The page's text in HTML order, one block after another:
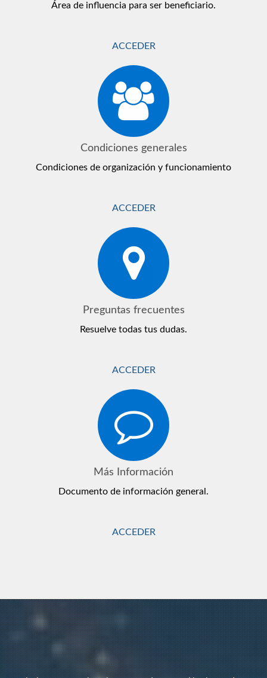
Área de influencia para ser beneficiario.
ACCEDER
Condiciones generales
Condiciones de organización y funcionamiento
ACCEDER
Preguntas frecuentes
Resuelve todas tus dudas.
ACCEDER
Más Información
Documento de información general.
ACCEDER